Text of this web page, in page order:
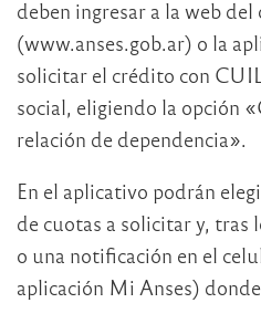
deben ingresar a la web del
(www.anses.gob.ar) o la
solicitar el crédito con
social, eligiendo la opción
relación de dependencia».
En el aplicativo podrán
de cuotas a solicitar y, tras
o una notificación en el
aplicación Mi Anses)